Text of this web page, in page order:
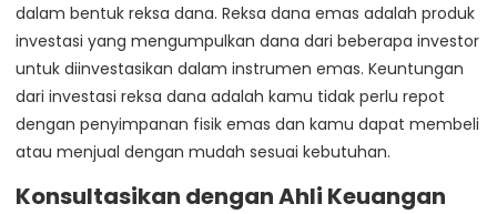
dalam bentuk reksa dana. Reksa dana emas adalah produk
investasi yang mengumpulkan dana dari beberapa investor
untuk diinvestasikan dalam instrumen emas. Keuntungan
dari investasi reksa dana adalah kamu tidak perlu repot
dengan penyimpanan fisik emas dan kamu dapat membeli
atau menjual dengan mudah sesuai kebutuhan.
Konsultasikan dengan Ahli Keuangan